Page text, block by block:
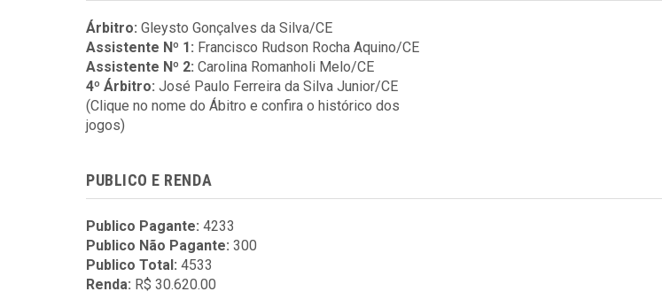
Árbitro: Gleysto Gonçalves da Silva/CE
Assistente Nº 1: Francisco Rudson Rocha Aquino/CE
Assistente Nº 2: Carolina Romanholi Melo/CE
4º Árbitro: José Paulo Ferreira da Silva Junior/CE
(Clique no nome do Ábitro e confira o histórico dos
jogos)
PUBLICO E RENDA
Publico Pagante: 4233
Publico Não Pagante: 300
Publico Total: 4533
Renda: R$ 30.620.00